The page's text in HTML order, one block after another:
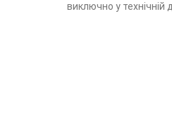
виключно у технічній